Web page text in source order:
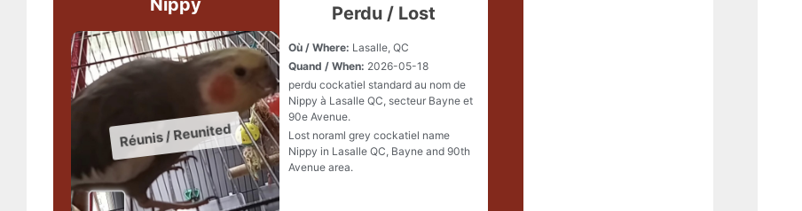
Nippy Perdu / Lost
Où / Where: Lasalle, QC
Quand / When: 2026-05-18
perdu cockatiel standard au nom de
Nippy à Lasalle QC, secteur Bayne et
90e Avenue.
Lost noraml grey cockatiel name
Nippy in Lasalle QC, Bayne and 90th
Avenue area.